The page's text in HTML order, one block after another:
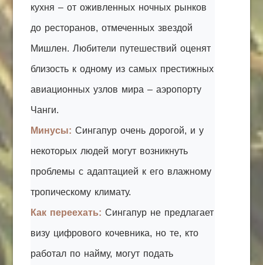
кухня – от оживленных ночных рынков
до ресторанов, отмеченных звездой
Мишлен. Любители путешествий оценят
близость к одному из самых престижных
авиационных узлов мира – аэропорту
Чанги.
Минусы: Сингапур очень дорогой, и у
некоторых людей могут возникнуть
проблемы с адаптацией к его влажному
тропическому климату.
Как переехать: Сингапур не предлагает
визу цифрового кочевника, но те, кто
работал по найму, могут подать